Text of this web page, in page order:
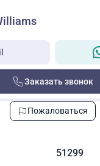
Заказать звонок
Пожаловаться
51299